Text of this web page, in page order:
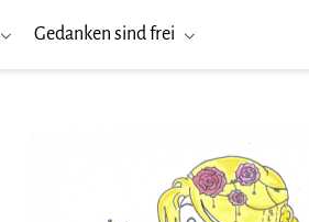
Gedanken sind frei